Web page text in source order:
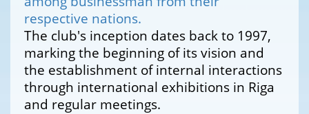
respective nations.
The club's inception dates back to 1997,
marking the beginning of its vision and
the establishment of internal interactions
through international exhibitions in Riga
and regular meetings.